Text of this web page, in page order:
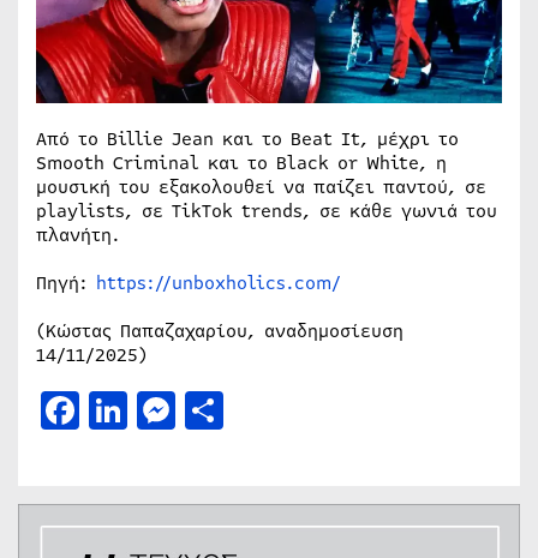
Από το Billie Jean και το Beat It, μέχρι το
Smooth Criminal και το Black or White, η
μουσική του εξακολουθεί να παίζει παντού, σε
playlists, σε TikTok trends, σε κάθε γωνιά του
πλανήτη.
Πηγή: https://unboxholics.com/
(Κώστας Παπαζαχαρίου, αναδημοσίευση
14/11/2025)
Facebook
LinkedIn
Messenger